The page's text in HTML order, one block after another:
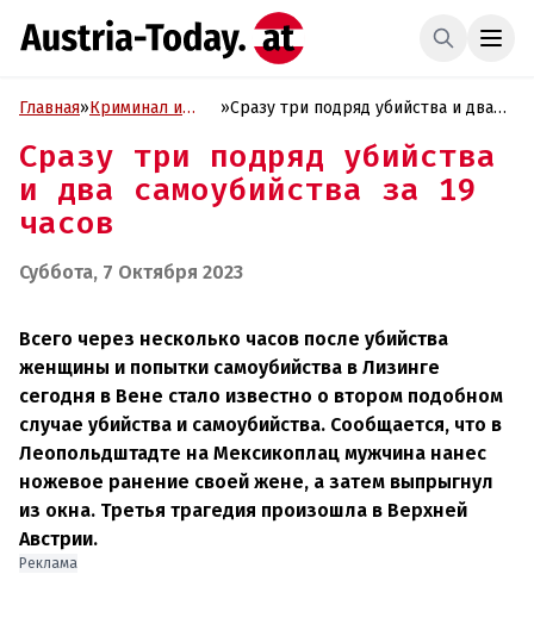
Главная»Криминал и
»Сразу три подряд убийства и два
Сразу три подряд убийства
и два самоубийства за 19
часов
Суббота, 7 Октября 2023
Всего через несколько часов после убийства
женщины и попытки самоубийства в Лизинге
сегодня в Вене стало известно о втором подобном
случае убийства и самоубийства. Сообщается, что в
Леопольдштадте на Мексикоплац мужчина нанес
ножевое ранение своей жене, а затем выпрыгнул
из окна. Третья трагедия произошла в Верхней
Австрии.
Реклама